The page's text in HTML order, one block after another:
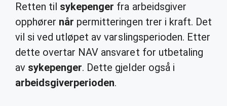
Retten til sykepenger fra arbeidsgiver
opphører når permitteringen trer i kraft. Det
vil si ved utløpet av varslingsperioden. Etter
dette overtar NAV ansvaret for utbetaling
av sykepenger. Dette gjelder også i
arbeidsgiverperioden.